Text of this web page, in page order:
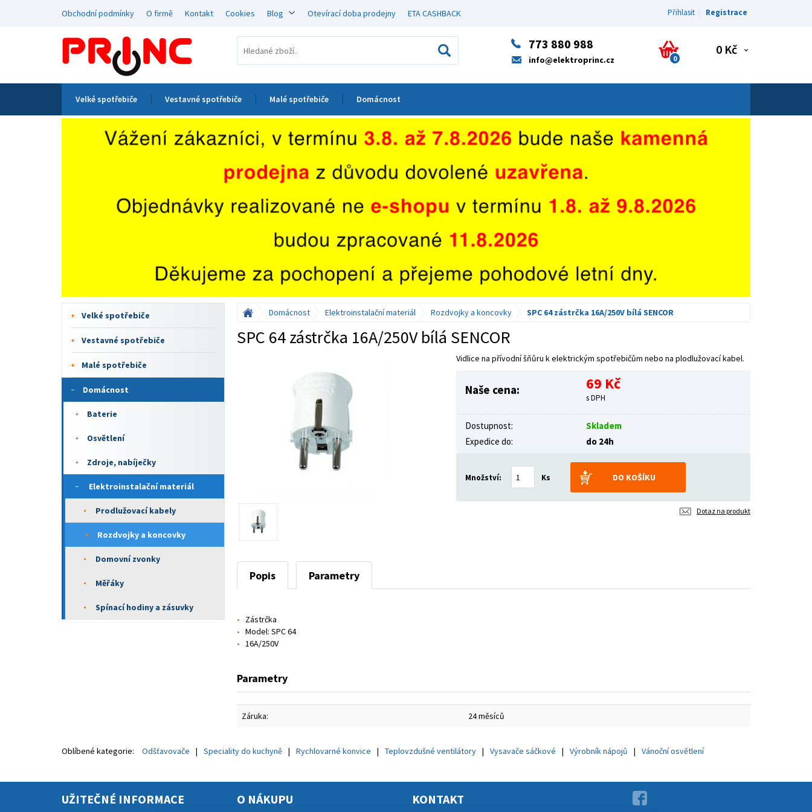
Obchodní podmínky O firmě Kontakt Cookies Blog Otevírací doba prodejny ETA CASHBACK Přihlasit Registrace
773 880 988
info@elektroprinc.cz 0
0 Kč
Velké spotřebiče Vestavné spotřebiče Malé spotřebiče Domácnost
Velké spotřebiče
Vestavné spotřebiče
Malé spotřebiče
Domácnost
Baterie
Osvětlení
Zdroje, nabíječky
Elektroinstalační materiál
Prodlužovací kabely
Rozdvojky a koncovky
Domovní zvonky
Měřáky
Spínací hodiny a zásuvky
Domácnost Elektroinstalační materiál Rozdvojky a koncovky SPC 64 zástrčka 16A/250V bílá SENCOR
SPC 64 zástrčka 16A/250V bílá SENCOR
Vidlice na přívodní šňůru k elektrickým spotřebičům nebo na plodlužovací kabel.
Naše cena: 69 Kč
s DPH
Dostupnost:
Skladem
Expedice do:
do 24h
Množství: Ks
Dotaz na produkt
Popis Parametry
Zástrčka
Model: SPC 64
16A/250V
Parametry
Záruka: 24 měsíců
Oblíbené kategorie: Odšťavovače Speciality do kuchyně Rychlovarné konvice Teplovzdušné ventilátory Vysavače sáčkové Výrobník nápojů Vánoční osvětlení
UŽITEČNÉ INFORMACE O NÁKUPU KONTAKT